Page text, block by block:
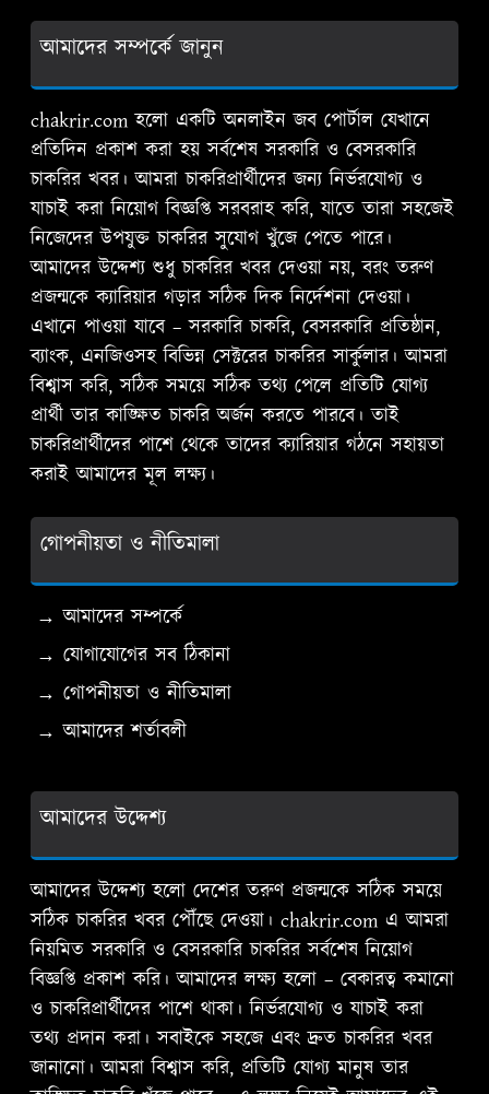
আমাদের সম্পর্কে জানুন
chakrir.com হলো একটি অনলাইন জব পোর্টাল যেখানে
প্রতিদিন প্রকাশ করা হয় সর্বশেষ সরকারি ও বেসরকারি
চাকরির খবর। আমরা চাকরিপ্রার্থীদের জন্য নির্ভরযোগ্য ও
যাচাই করা নিয়োগ বিজ্ঞপ্তি সরবরাহ করি, যাতে তারা সহজেই
নিজেদের উপযুক্ত চাকরির সুযোগ খুঁজে পেতে পারে।
আমাদের উদ্দেশ্য শুধু চাকরির খবর দেওয়া নয়, বরং তরুণ
প্রজন্মকে ক্যারিয়ার গড়ার সঠিক দিক নির্দেশনা দেওয়া।
এখানে পাওয়া যাবে – সরকারি চাকরি, বেসরকারি প্রতিষ্ঠান,
ব্যাংক, এনজিওসহ বিভিন্ন সেক্টরের চাকরির সার্কুলার। আমরা
বিশ্বাস করি, সঠিক সময়ে সঠিক তথ্য পেলে প্রতিটি যোগ্য
প্রার্থী তার কাঙ্ক্ষিত চাকরি অর্জন করতে পারবে। তাই
চাকরিপ্রার্থীদের পাশে থেকে তাদের ক্যারিয়ার গঠনে সহায়তা
করাই আমাদের মূল লক্ষ্য।
গোপনীয়তা ও নীতিমালা
→ আমাদের সম্পর্কে
→ যোগাযোগের সব ঠিকানা
→ গোপনীয়তা ও নীতিমালা
→ আমাদের শর্তাবলী
আমাদের উদ্দেশ্য
আমাদের উদ্দেশ্য হলো দেশের তরুণ প্রজন্মকে সঠিক সময়ে
সঠিক চাকরির খবর পৌঁছে দেওয়া। chakrir.com এ আমরা
নিয়মিত সরকারি ও বেসরকারি চাকরির সর্বশেষ নিয়োগ
বিজ্ঞপ্তি প্রকাশ করি। আমাদের লক্ষ্য হলো – বেকারত্ব কমানো
ও চাকরিপ্রার্থীদের পাশে থাকা। নির্ভরযোগ্য ও যাচাই করা
তথ্য প্রদান করা। সবাইকে সহজে এবং দ্রুত চাকরির খবর
জানানো। আমরা বিশ্বাস করি, প্রতিটি যোগ্য মানুষ তার